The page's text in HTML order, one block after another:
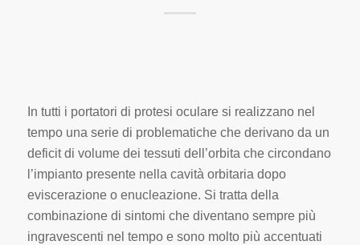
In tutti i portatori di protesi oculare si realizzano nel
tempo una serie di problematiche che derivano da un
deficit di volume dei tessuti dell’orbita che circondano
l’impianto presente nella cavità orbitaria dopo
eviscerazione o enucleazione. Si tratta della
combinazione di sintomi che diventano sempre più
ingravescenti nel tempo e sono molto più accentuati